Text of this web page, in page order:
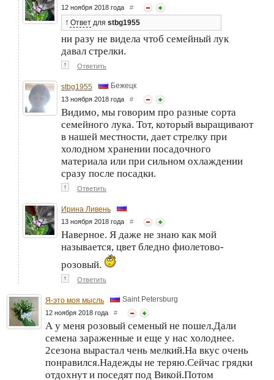
12 ноября 2018 года #
↑ Ответ для stbg1955
ни разу не видела чтоб семейный лук
давал стрелки.
↑ Ответить
stbg1955 Бежецк
13 ноября 2018 года #
Видимо, мы говорим про разные сорта
семейного лука. Тот, который выращивают
в нашей местности, дает стрелку при
холодном хранении посадочного
материала или при сильном охлаждении
сразу после посадки.
↑ Ответить
Ирина Ливень
13 ноября 2018 года #
Наверное. Я даже не знаю как мой
называется, цвет бледно фиолетово-
розовый.
↑ Ответить
Я-это моя мысль Saint Petersburg
12 ноября 2018 года #
А у меня розовый семеный не пошел.Дали
семена зараженные и еще у нас холоднее.
2сезона вырастал чень мелкий.На вкус очень
понравился.Надежды не теряю.Сейчас грядки
отдохнут и поседят под Викой.Потом